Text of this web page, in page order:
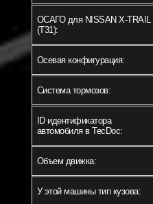
ОСАГО для NISSAN X-TRAIL
(T31):
Осевая конфигурация:
Система тормозов:
ID идентификатора
автомобиля в TecDoc:
Объем движка:
У этой машины тип кузова: